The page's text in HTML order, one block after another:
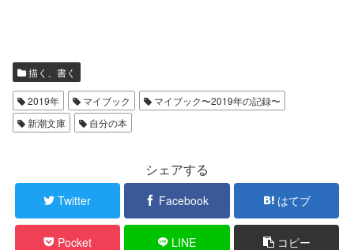
描く、書く
2019年 マイブック
マイブック〜2019年の記録〜
新潮文庫
自分の本
シェアする
Twitter Facebook はてブ
Pocket LINE コピー